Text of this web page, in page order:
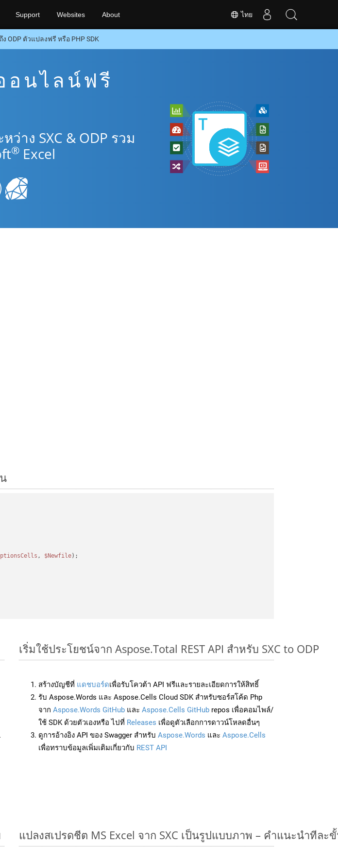
ไทย
Support Websites About
ง ODP ตัวแปลงฟรี หรือ PHP SDK
อนไลน์ฟรี
าง SXC & ODP รวม
® Excel
, $Newfile);
เริ่มใช้ประโยชน์จาก Aspose.Total REST API สำหรับ SXC to ODP
สร้างบัญชีที่ แดชบอร์ดเพื่อรับโควต้า API ฟรีและรายละเอียดการให้สิทธิ์
รับ Aspose.Words และ Aspose.Cells Cloud SDK สำหรับซอร์สโค้ด Php
จาก Aspose.Words GitHub และ Aspose.Cells GitHub repos เพื่อคอมไพล์/
ใช้ SDK ด้วยตัวเองหรือ ไปที่ Releases เพื่อดูตัวเลือกการดาวน์โหลดอื่นๆ
ดูการอ้างอิง API ของ Swagger สำหรับ Aspose.Words และ Aspose.Cells
เพื่อทราบข้อมูลเพิ่มเติมเกี่ยวกับ REST API
แปลงสเปรดชีต MS Excel จาก SXC เป็นรูปแบบภาพ – คำแนะนำทีละ